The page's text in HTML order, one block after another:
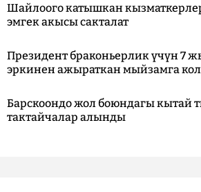
Шайлоого катышкан
эмгек акысы сакталат
Президент браконьерлик үчүн 7
эркинен ажыраткан мыйзамга
Барскоондо жол боюндагы кытай
тактайчалар алынды